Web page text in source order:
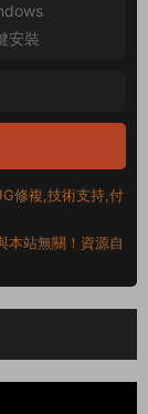
安裝
修複,技術支持,付
本站無關！資源自